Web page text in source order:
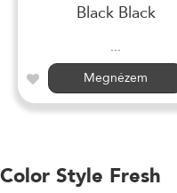
Black Black
...
Megnézem
Color Style Fresh